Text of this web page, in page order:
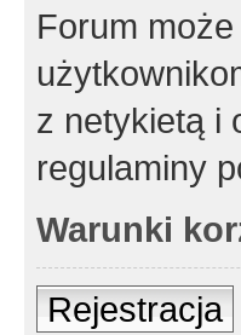
Forum
z netykietą i
regulaminy
Warunki
Rejestracja